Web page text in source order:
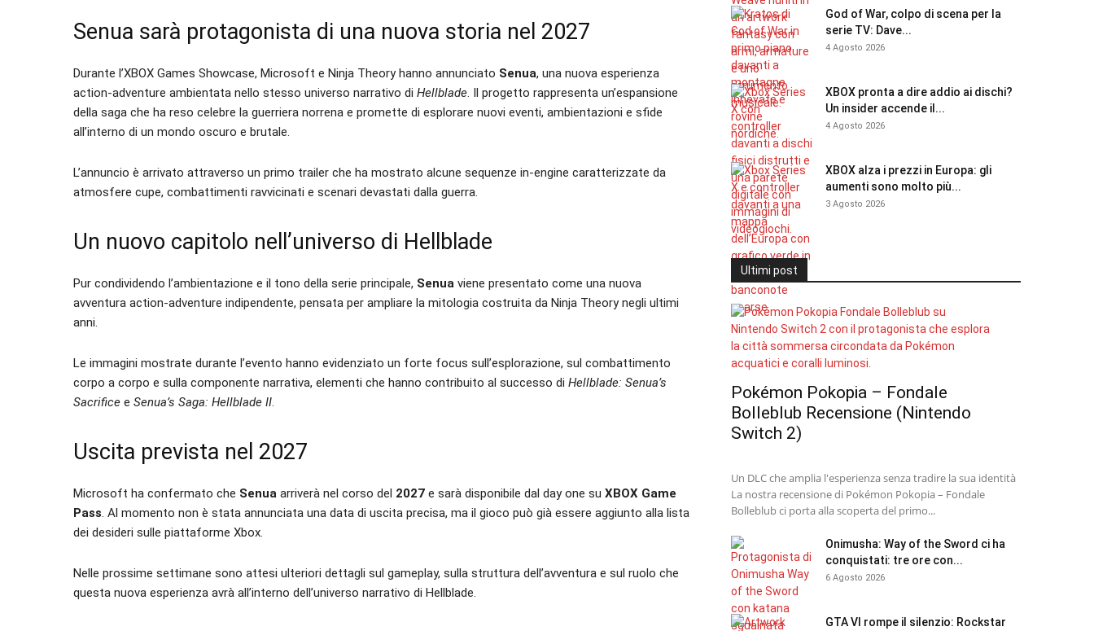
Senua sarà protagonista di una nuova storia nel 2027
Durante l’XBOX Games Showcase, Microsoft e Ninja Theory hanno annunciato Senua, una nuova esperienza
action-adventure ambientata nello stesso universo narrativo di Hellblade. Il progetto rappresenta un’espansione
della saga che ha reso celebre la guerriera norrena e promette di esplorare nuovi eventi, ambientazioni e sfide
all’interno di un mondo oscuro e brutale.
L’annuncio è arrivato attraverso un primo trailer che ha mostrato alcune sequenze in-engine caratterizzate da
atmosfere cupe, combattimenti ravvicinati e scenari devastati dalla guerra.
Un nuovo capitolo nell’universo di Hellblade
Pur condividendo l’ambientazione e il tono della serie principale, Senua viene presentato come una nuova
avventura action-adventure indipendente, pensata per ampliare la mitologia costruita da Ninja Theory negli ultimi
anni.
Le immagini mostrate durante l’evento hanno evidenziato un forte focus sull’esplorazione, sul combattimento
corpo a corpo e sulla componente narrativa, elementi che hanno contribuito al successo di Hellblade: Senua’s
Sacrifice e Senua’s Saga: Hellblade II.
Uscita prevista nel 2027
Microsoft ha confermato che Senua arriverà nel corso del 2027 e sarà disponibile dal day one su XBOX Game
Pass. Al momento non è stata annunciata una data di uscita precisa, ma il gioco può già essere aggiunto alla lista
dei desideri sulle piattaforme Xbox.
Nelle prossime settimane sono attesi ulteriori dettagli sul gameplay, sulla struttura dell’avventura e sul ruolo che
questa nuova esperienza avrà all’interno dell’universo narrativo di Hellblade.
God of War, colpo di scena per la
serie TV: Dave...
4 Agosto 2026
XBOX pronta a dire addio ai dischi?
Un insider accende il...
4 Agosto 2026
XBOX alza i prezzi in Europa: gli
aumenti sono molto più...
3 Agosto 2026
Ultimi post
Pokémon Pokopia – Fondale
Bolleblub Recensione (Nintendo
Switch 2)
Un DLC che amplia l'esperienza senza tradire la sua identità
La nostra recensione di Pokémon Pokopia – Fondale
Bolleblub ci porta alla scoperta del primo...
Onimusha: Way of the Sword ci ha
conquistati: tre ore con...
6 Agosto 2026
GTA VI rompe il silenzio: Rockstar